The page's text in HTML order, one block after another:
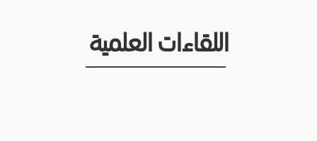
اللقاءات العلمية